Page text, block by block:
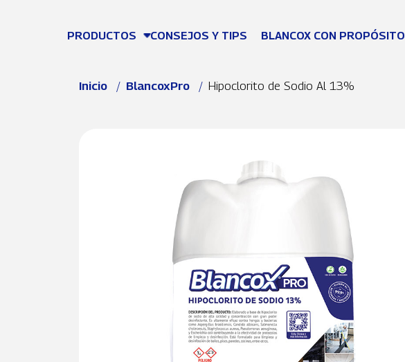
PRODUCTOS CONSEJOS Y TIPS BLANCOX CON PROPÓSITO
Ruta de navegación
Inicio BlancoxPro Hipoclorito de Sodio Al 13%